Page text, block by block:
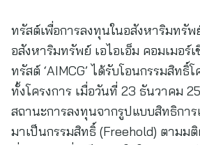
ทรัสต์เพื่อการลงทุนในอสังหาริมทรัพ
อสังหาริมทรัพย์ เอไอเอ็ม คอมเมอร์
ทรัสต์ ‘AIMCG’ ได้รับโอนกรรมสิทธิ์
ทั้งโครงการ เมื่อวันที่ 23 ธันวาคม
สถานะการลงทุนจากรูปแบบสิทธิการ
มาเป็นกรรมสิทธิ์ (Freehold) ตามม